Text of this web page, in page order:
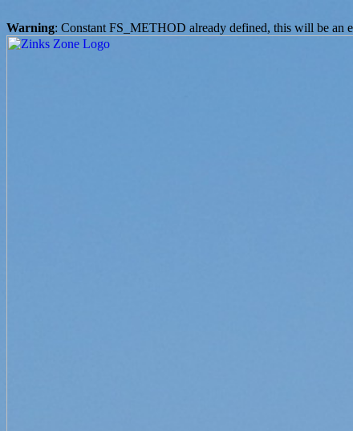
Warning: Constant FS_METHOD already defined, this will be an
Skip